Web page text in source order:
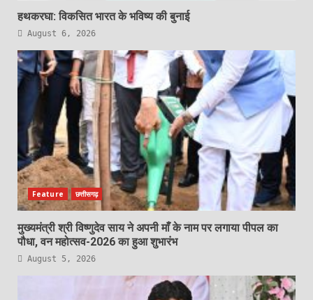
हथकरघा: विकसित भारत के भविष्य की बुनाई
August 6, 2026
Feature छत्तीसगढ़
मुख्यमंत्री श्री विष्णुदेव साय ने अपनी माँ के नाम पर लगाया पीपल का
पौधा, वन महोत्सव-2026 का हुआ शुभारंभ
August 5, 2026